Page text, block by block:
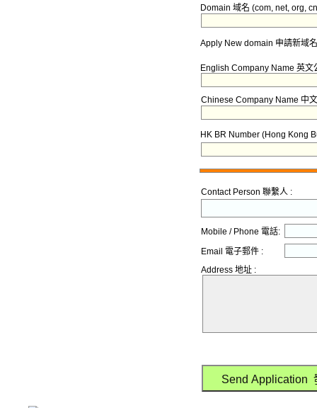
Domain 域名 (com, net, org,
Address 地址 :
Contact Person 聯繫人 :
Mobile / Phone 電話:
Email 電子郵件 :
HK BR Number (Hong Kong
Chinese Company Name 中
English Company Name 英文
Apply New domain 申請新域